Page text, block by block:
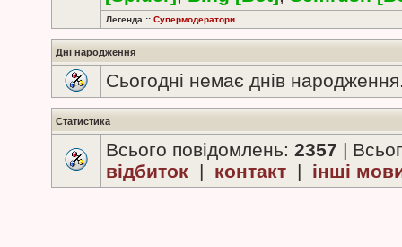
Легенда :: Супермодератори
Дні народження
Сьогодні немає днів
Статистика
Всього повідомлень: 2357 |
відбиток | контакт | інші